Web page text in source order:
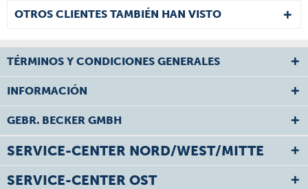
OTROS CLIENTES TAMBIÉN HAN VISTO
TÉRMINOS Y CONDICIONES GENERALES
INFORMACIÓN
GEBR. BECKER GMBH
SERVICE-CENTER NORD/WEST/MITTE
SERVICE-CENTER OST